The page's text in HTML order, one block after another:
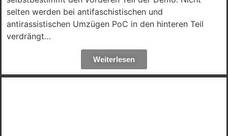
selten werden bei antifaschistischen und
antirassistischen Umzügen PoC in den hinteren Teil
verdrängt…
Weiterlesen